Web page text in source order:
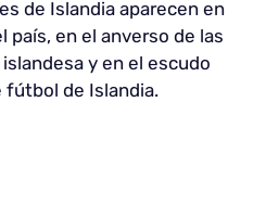
de Islandia aparecen en
país, en el anverso de las
y en el escudo
fútbol de Islandia.